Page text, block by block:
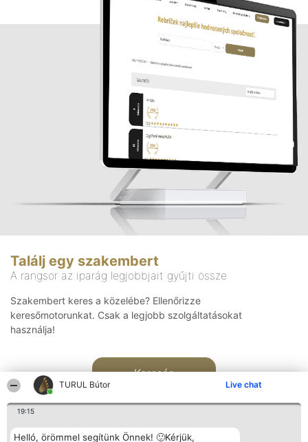
TURUL Bútor Live chat
19:15
Helló, örömmel segítünk Önnek! 🙂Kérjük,
Találj egy szakembert
A rangsor az iparág legjobbjait gyűjti össze
Szakembert keres a közelébe? Ellenőrizze
keresőmotorunkat. Csak a legjobb szolgáltatásokat
használja!
Keresés